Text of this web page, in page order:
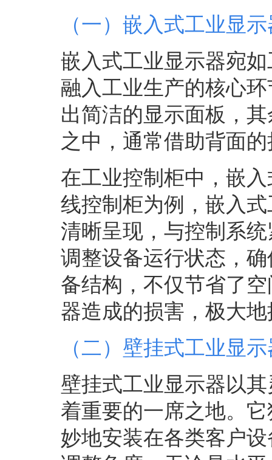
（一） 嵌入式工业显示
嵌入式工业显示器宛
融入工业生产的核心
出简洁的显示面板，
之中，通常借助背面
在工业控制柜中，嵌
线控制柜为例，嵌入
清晰呈现，与控制系
调整设备运行状态，
备结构，不仅节省了
器造成的损害，极大
（二） 壁挂式工业显示
壁挂式工业显示器以
着重要的一席之地。
妙地安装在各类客户